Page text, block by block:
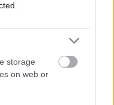
storage
on web or